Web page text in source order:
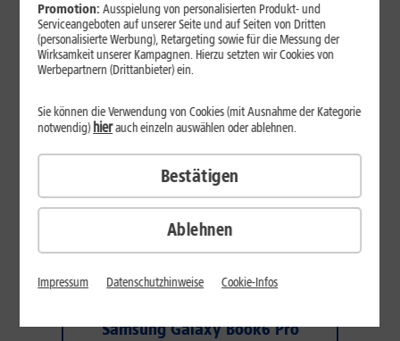
GRATIS
34,
99
Samsung Galaxy Book6 Pro
Promotion:Ausspielung von personalisierten Produkt- und
Serviceangeboten auf unserer Seite und auf Seiten von Dritten
(personalisierte Werbung), Retargeting sowie für die Messung der
Wirksamkeit unserer Kampagnen. Hierzu setzten wir Cookies von
Werbepartnern (Drittanbieter) ein.
Ablehnen
Sie können die Verwendung von Cookies (mit Ausnahme der Kategorie
notwendig)hierauch einzeln auswählen oder ablehnen.
Bestätigen
Impressum Datenschutzhinweise Cookie-Infos